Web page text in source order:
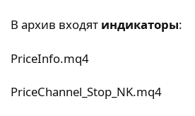
В архив входят индикаторы:
PriceInfo.mq4
PriceChannel_Stop_NK.mq4